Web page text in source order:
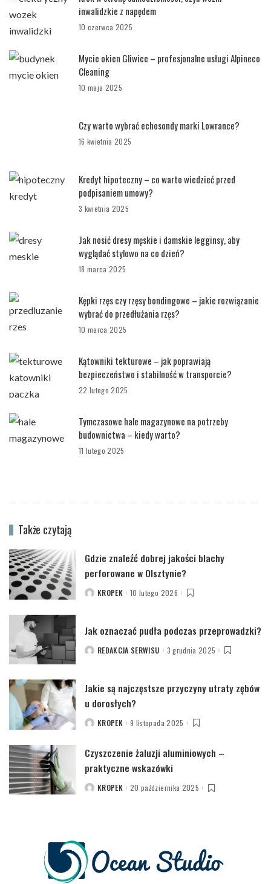
inwalidzkie z napędem
10 czerwca 2025
Mycie okien Gliwice – profesjonalne usługi Alpineco
Cleaning
10 maja 2025
Czy warto wybrać echosondy marki Lowrance?
16 kwietnia 2025
Kredyt hipoteczny – co warto wiedzieć przed
podpisaniem umowy?
3 kwietnia 2025
Jak nosić dresy męskie i damskie legginsy, aby
wyglądać stylowo na co dzień?
18 marca 2025
Kępki rzęs czy rzęsy bondingowe – jakie rozwiązanie
wybrać do przedłużania rzęs?
10 marca 2025
Kątowniki tekturowe – jak poprawiają
bezpieczeństwo i stabilność w transporcie?
22 lutego 2025
Tymczasowe hale magazynowe na potrzeby
budownictwa – kiedy warto?
11 lutego 2025
Także czytają
Gdzie znaleźć dobrej jakości blachy
perforowane w Olsztynie?
POSTEDKROPEK 10 lutego 2026
Jak oznaczać pudła podczas przeprowadzki?
POSTEDREDAKCJA SERWISU 3 grudnia 2025
Jakie są najczęstsze przyczyny utraty zębów
u dorosłych?
POSTEDKROPEK 9 listopada 2025
Czyszczenie żaluzji aluminiowych –
praktyczne wskazówki
POSTEDKROPEK 20 października 2025